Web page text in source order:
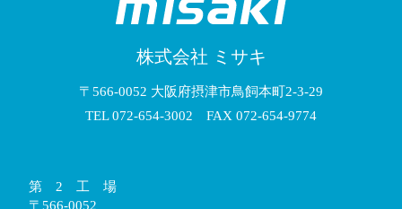
株式会社 ミサキ
〒566-0052 大阪府摂津市鳥飼本町2-3-29
TEL 072-654-3002 FAX 072-654-9774
第2工場
〒566-0052